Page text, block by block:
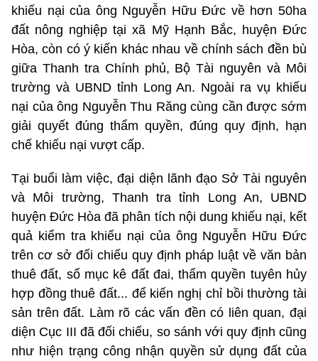
khiếu nại của ông Nguyễn Hữu Đức về hơn 50ha
đất nông nghiệp tại xã Mỹ Hạnh Bắc, huyện Đức
Hòa, còn có ý kiến khác nhau về chính sách đền bù
giữa Thanh tra Chính phủ, Bộ Tài nguyên và Môi
trường và UBND tỉnh Long An. Ngoài ra vụ khiếu
nại của ông Nguyễn Thu Răng cùng cần được sớm
giải quyết đúng thẩm quyền, đúng quy định, hạn
chế khiếu nại vượt cấp.
Tại buổi làm việc, đại diện lãnh đạo Sở Tài nguyên
và Môi trường, Thanh tra tỉnh Long An, UBND
huyện Đức Hòa đã phân tích nội dung khiếu nại, kết
quả kiểm tra khiếu nại của ông Nguyễn Hữu Đức
trên cơ sở đối chiếu quy định pháp luật về văn bản
thuê đất, sổ mục kê đất đai, thẩm quyền tuyên hủy
hợp đồng thuê đất... để kiến nghị chỉ bồi thường tài
sản trên đất. Làm rõ các vấn đền có liên quan, đại
diện Cục III đã đối chiếu, so sánh với quy định cũng
như hiện trạng công nhận quyền sử dụng đất của